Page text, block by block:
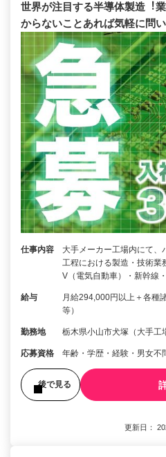
世界が注⽬する半導体製造︕
からないことあれば気軽に問
仕事内容
大手メーカー工場内にて
工程における製造・技術業
V（電気自動車）・新幹線
給与
月給294,000円以上＋各種
等）
勤務地 栃木県小山市犬塚（大手
応募資格 年齢・学歴・経験・男⼥不
後で見る
更新日：